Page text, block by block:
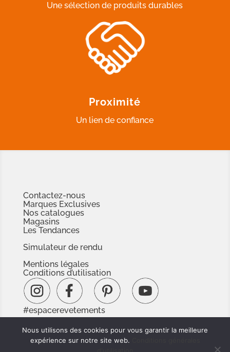
Une sélection de produits durables
Proximité
Un lien de confiance
Contactez-nous
Marques Exclusives
Nos catalogues
Magasins
Les Tendances
Simulateur de rendu
Mentions légales
Conditions d’utilisation
#espacerevetements
www.espacedoc.fr
www.signnaturedexception.com
Nous utilisons des cookies pour vous garantir la meilleure
expérience sur notre site web.